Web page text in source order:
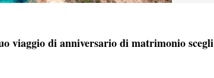
viaggio di anniversario di matrimonio scegli